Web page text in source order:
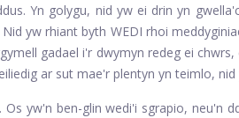
Yn golygu, nid yw ei drin yn
yw rhiant byth WEDI rhoi
gadael i'r dwymyn redeg ei
ar sut mae'r plentyn yn teimlo,
yw'n ben-glin wedi'i sgrapio, neu'n